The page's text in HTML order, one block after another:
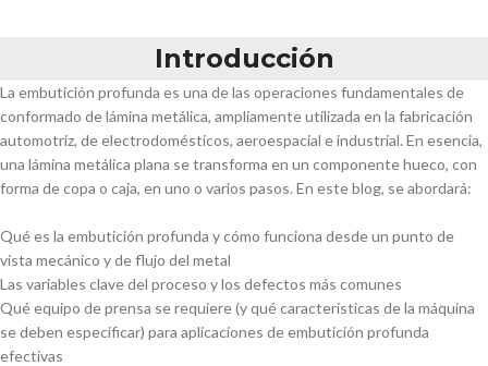
Introducción
La embutición profunda es una de las operaciones fundamentales de
conformado de lámina metálica, ampliamente utilizada en la fabricación
automotriz, de electrodomésticos, aeroespacial e industrial. En esencia,
una lámina metálica plana se transforma en un componente hueco, con
forma de copa o caja, en uno o varios pasos. En este blog, se abordará:
Qué es la embutición profunda y cómo funciona desde un punto de
vista mecánico y de flujo del metal
Las variables clave del proceso y los defectos más comunes
Qué equipo de prensa se requiere (y qué características de la máquina
se deben especificar) para aplicaciones de embutición profunda
efectivas